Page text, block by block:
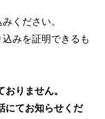
ください。
みを証明できるも
りません。
にてお知らせくだ